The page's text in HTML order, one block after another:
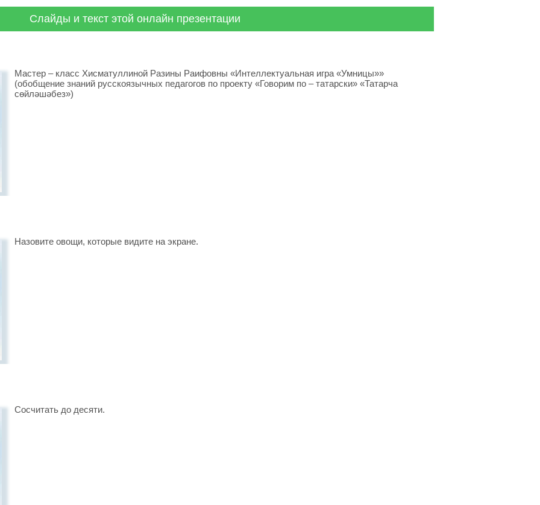
Слайды и текст этой онлайн презентации
Мастер – класс Хисматуллиной Разины Раифовны «Интеллектуальная игра «Умницы»»
(обобщение знаний русскоязычных педагогов по проекту «Говорим по – татарски» «Татарча
сөйләшәбез»)
Назовите овощи, которые видите на экране.
Сосчитать до десяти.